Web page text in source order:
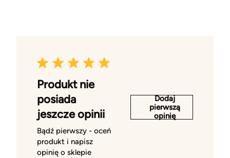
Produkt nie
posiada
jeszcze opinii
Bądź pierwszy - oceń
produkt i napisz
opinię o sklepie
Dodaj
pierwszą
opinię